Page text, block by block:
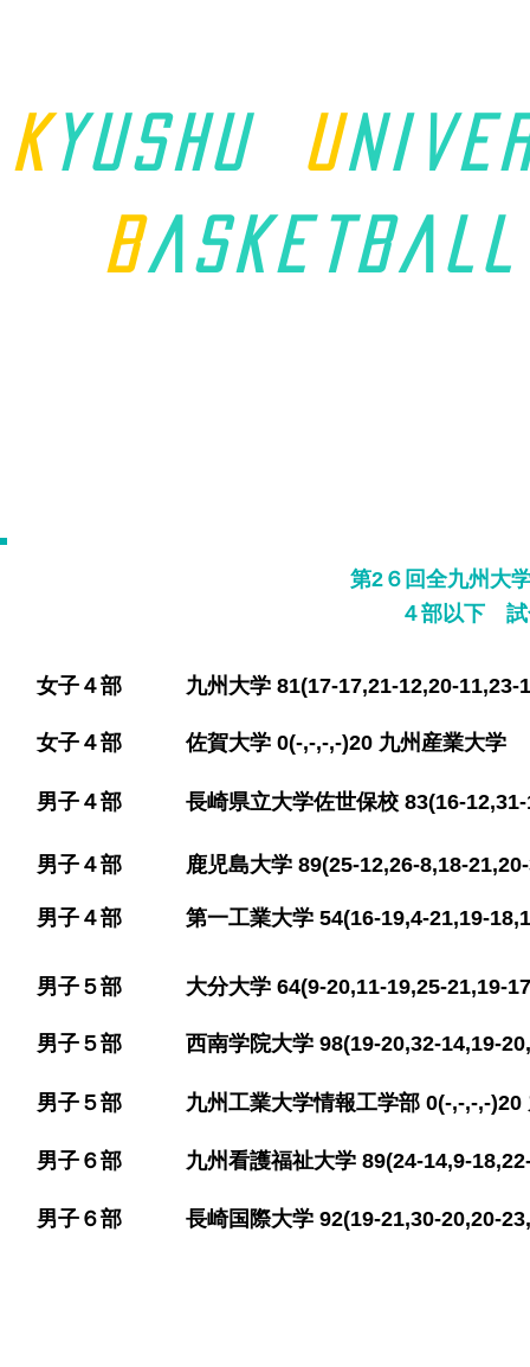
K yushu u
Basket ball
第2６回全九州大
４部以下
女子４部 九州大学 81(17-17,21-12,20-11,23-
​女子４部 佐賀大学 0(-,-,-,-)20 九州産業大学
男子４部 長崎県立大学佐世保校 83(16-12,31-
男子４部 鹿児島大学 89(25-12,26-8,18-21,20-
男子４部 第一工業大学 54(16-19,4-21,19-
男子５部 大分大学 64(9-20,11-19,25-21,19-
男子５部 西南学院大学 98(19-20,32-14,19-
男子５部 九州工業大学情報工学部 0(-,-,-,-)20
男子６部 九州看護福祉大学 89(24-14,9-18,22-
男子６部 長崎国際大学 92(19-21,30-20,20-